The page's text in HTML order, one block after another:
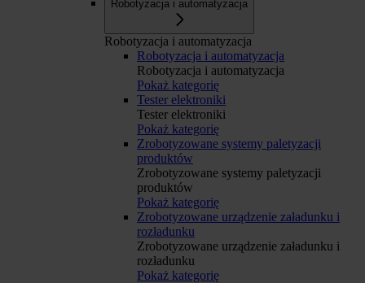
Robotyzacja i automatyzacja
Robotyzacja i automatyzacja
Robotyzacja i automatyzacja
Robotyzacja i automatyzacja
Pokaż kategorię
Tester elektroniki
Tester elektroniki
Pokaż kategorię
Zrobotyzowane systemy paletyzacji
produktów
Zrobotyzowane systemy paletyzacji
produktów
Pokaż kategorię
Zrobotyzowane urządzenie załadunku i
rozładunku
Zrobotyzowane urządzenie załadunku i
rozładunku
Pokaż kategorię